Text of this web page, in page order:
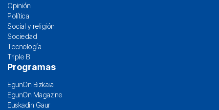
Opinión
Política
Social y religión
Sociedad
Tecnología
Triple B
Programas
EgunOn Bizkaia
EgunOn Magazine
Euskadin Gaur